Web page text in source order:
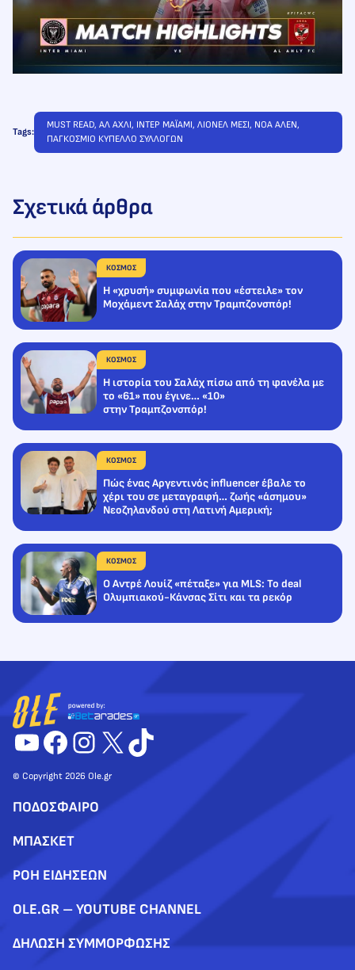
Tags:
MUST READ, ΑΛ ΑΧΛΙ, ΙΝΤΕΡ ΜΑΪΑΜΙ, ΛΙΟΝΕΛ ΜΕΣΙ, ΝΟΑ ΑΛΕΝ
ΠΑΓΚΟΣΜΙΟ ΚΥΠΕΛΛΟ ΣΥΛΛΟΓΩΝ
Σχετικά άρθρα
ΚΟΣΜΟΣ
H «χρυσή» συμφωνία που «έστειλε» τον
Μοχάμεντ Σαλάχ στην Τραμπζονσπόρ!
ΚΟΣΜΟΣ
Η ιστορία του Σαλάχ πίσω από τη φανέλα με
το «61» που έγινε… «10»
στην Τραμπζονσπόρ!
ΚΟΣΜΟΣ
Πώς ένας Αργεντινός influencer έβαλε το
χέρι του σε μεταγραφή… ζωής «άσημου»
Νεοζηλανδού στη Λατινή Αμερική;
ΚΟΣΜΟΣ
Ο Αντρέ Λουίζ «πέταξε» για MLS: Το deal
Ολυμπιακού-Κάνσας Σίτι και τα ρεκόρ
YouTube
Facebook
Instagram
X TikTok
© Copyright 2026 Ole.gr
ΠΟΔΟΣΦΑΙΡΟ
ΜΠΑΣΚΕΤ
ΡΟΗ ΕΙΔΗΣΕΩΝ
OLE.GR – YOUTUBE CHANNEL
ΔΗΛΩΣΗ ΣΥΜΜΟΡΦΩΣΗΣ